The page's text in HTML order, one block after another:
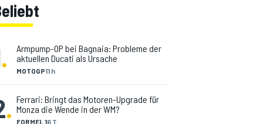
. MOTOGP11 h
Armpump-OP bei Bagnaia: Probleme der
aktuellen Ducati als Ursache
. FORMEL 16 T.
Ferrari: Bringt das Motoren-Upgrade für
Monza die Wende in der WM?